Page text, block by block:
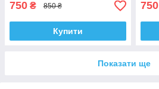
750 ₴ 850 ₴
Купити
750
Показати ще